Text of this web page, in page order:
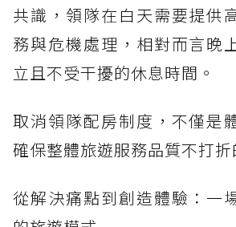
共識，領隊在白天需要提供
務與危機處理，相對而言晚
立且不受干擾的休息時間。
取消領隊配房制度，不僅是
確保整體旅遊服務品質不打折
從解決痛點到創造體驗：一